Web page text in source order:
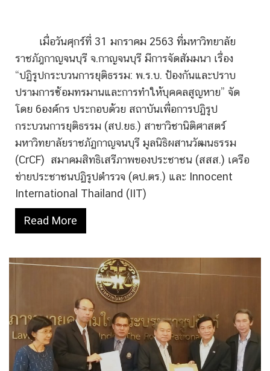
เมื่อวันศุกร์ที่ 31 มกราคม 2563 ที่มหาวิทยาลัย
ราชภัฎกาญจนบุรี จ.กาญจนบุรี มีการจัดสัมมนา เรื่อง
“ปฏิรูปกระบวนการยุติธรรม: พ.ร.บ. ป้องกันและปราบ
ปรามการซ้อมทรมานและการทำให้บุคคลสูญหาย” จัด
โดย 6องค์กร ประกอบด้วย สถาบันเพื่อการปฏิรูป
กระบวนการยุติธรรม (สป.ยธ.) สาขาวิชานิติศาสตร์
มหาวิทยาลัยราชภัฏกาญจนบุรี มูลนิธิผสานวัฒนธรรม
(CrCF) สมาคมสิทธิเสรีภาพของประชาชน (สสส.) เครือ
ข่ายประชาชนปฏิรูปตำรวจ (คป.ตร.) และ Innocent
International Thailand (IIT)
Read More